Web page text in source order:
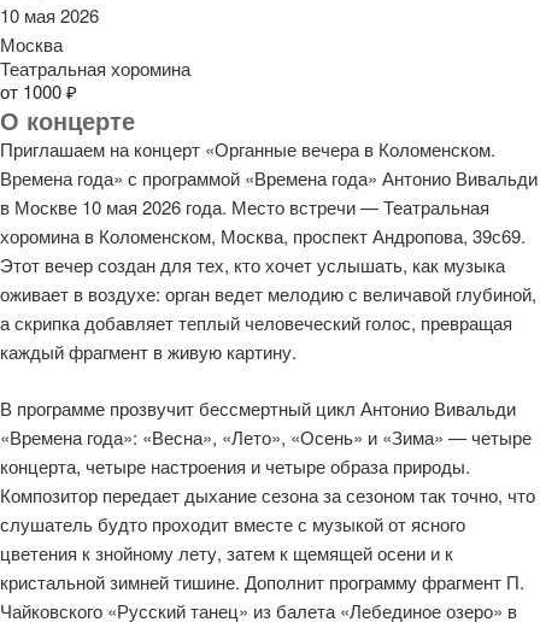
10 мая 2026
Москва
Театральная хоромина
от 1000 ₽
О концерте
Приглашаем на концерт «Органные вечера в Коломенском.
Времена года» с программой «Времена года» Антонио Вивальди
в Москве 10 мая 2026 года. Место встречи — Театральная
хоромина в Коломенском, Москва, проспект Андропова, 39с69.
Этот вечер создан для тех, кто хочет услышать, как музыка
оживает в воздухе: орган ведет мелодию с величавой глубиной,
а скрипка добавляет теплый человеческий голос, превращая
каждый фрагмент в живую картину.
В программе прозвучит бессмертный цикл Антонио Вивальди
«Времена года»: «Весна», «Лето», «Осень» и «Зима» — четыре
концерта, четыре настроения и четыре образа природы.
Композитор передает дыхание сезона за сезоном так точно, что
слушатель будто проходит вместе с музыкой от ясного
цветения к знойному лету, затем к щемящей осени и к
кристальной зимней тишине. Дополнит программу фрагмент П.
Чайковского «Русский танец» из балета «Лебединое озеро» в